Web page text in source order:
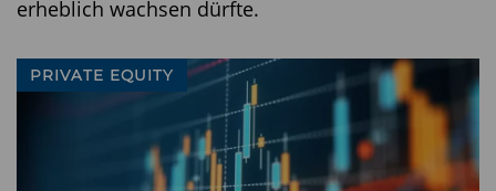
erheblich wachsen dürfte.
PRIVATE EQUITY